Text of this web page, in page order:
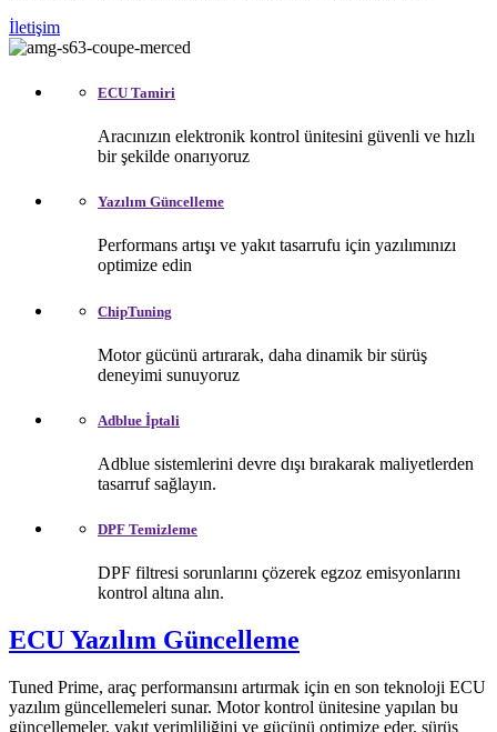
İletişim
ECU Tamiri
Aracınızın elektronik kontrol ünitesini güvenli ve hızlı
bir şekilde onarıyoruz
Yazılım Güncelleme
Performans artışı ve yakıt tasarrufu için yazılımınızı
optimize edin
ChipTuning
Motor gücünü artırarak, daha dinamik bir sürüş
deneyimi sunuyoruz
Adblue İptali
Adblue sistemlerini devre dışı bırakarak maliyetlerden
tasarruf sağlayın.
DPF Temizleme
DPF filtresi sorunlarını çözerek egzoz emisyonlarını
kontrol altına alın.
ECU Yazılım Güncelleme
Tuned Prime, araç performansını artırmak için en son teknoloji ECU
yazılım güncellemeleri sunar. Motor kontrol ünitesine yapılan bu
güncellemeler, yakıt verimliliğini ve gücünü optimize eder, sürüş